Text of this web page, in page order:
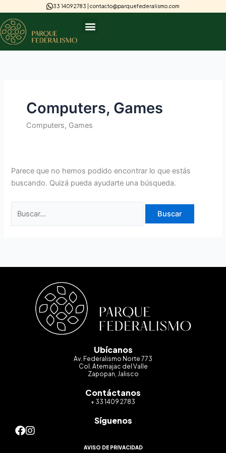
contenido
33 1409 2783 | contacto@parquefederalismo.com
Computers, Games
Computers, Games
Parece que no hemos podido encontrar lo que estás
buscando. Quizá pueda ayudarte una búsqueda.
por:
Ubícanos
Av. Federalismo Norte 773
Col. Atemajac del Valle
Zapopan, Jalisco
Contáctanos
+ 33 1409 2783
Síguenos
AVISO DE PRIVACIDAD